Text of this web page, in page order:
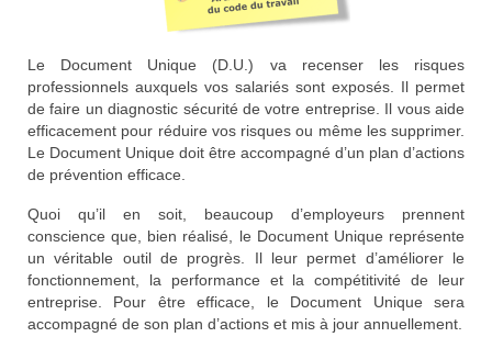
Le Document Unique (D.U.) va recenser les risques
professionnels auxquels vos salariés sont exposés. Il permet
de faire un diagnostic sécurité de votre entreprise. Il vous aide
efficacement pour réduire vos risques ou même les supprimer.
Le Document Unique doit être accompagné d’un plan d’actions
de prévention efficace.
Quoi qu’il en soit, beaucoup d’employeurs prennent
conscience que, bien réalisé, le Document Unique représente
un véritable outil de progrès. Il leur permet d’améliorer le
fonctionnement, la performance et la compétitivité de leur
entreprise. Pour être efficace, le Document Unique sera
accompagné de son plan d’actions et mis à jour annuellement.